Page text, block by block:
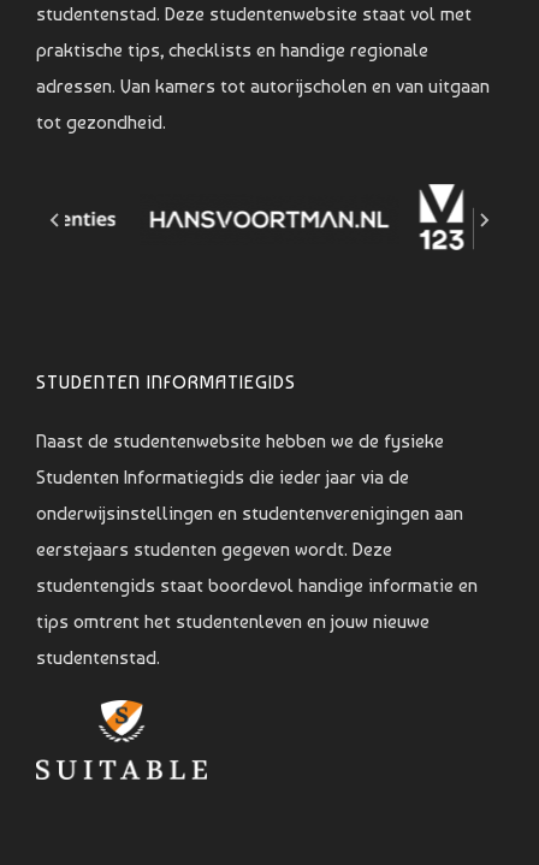
studentenstad. Deze studentenwebsite staat vol met
praktische tips, checklists en handige regionale
adressen. Van kamers tot autorijscholen en van uitgaan
tot gezondheid.
STUDENTEN INFORMATIEGIDS
Naast de studentenwebsite hebben we de fysieke
Studenten Informatiegids die ieder jaar via de
onderwijsinstellingen en studentenverenigingen aan
eerstejaars studenten gegeven wordt. Deze
studentengids staat boordevol handige informatie en
tips omtrent het studentenleven en jouw nieuwe
studentenstad.